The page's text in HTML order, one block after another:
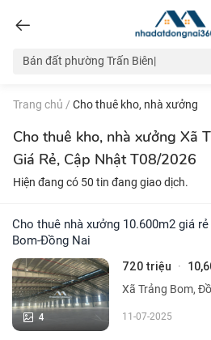
Trang chủ / Cho thuê kho, nhà xưởng
Cho thuê kho, nhà xưởng Xã
Giá Rẻ, Cập Nhật T08/2026
Hiện đang có 50 tin đang giao dịch.
Cho thuê nhà xưởng 10.600m2 giá rẻ chỉ 720 triệu. KCN Trảng
Bom-Đồng Nai
4
720 triệu ·
Xã Trảng Bom,
11-07-2025